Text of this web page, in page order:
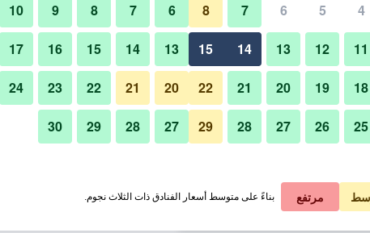
في الليلة
﷼ عرض الصفقة
﷼ عرض الصفقة صور لـ فندق أبا أساكوزا كوراماي
4
5
6
7
8
11
12
13
14
15
18
19
20
21
22
25
26
27
28
29
6
7
8
9
10
13
14
15
16
17
20
21
22
23
24
27
28
29
30
مرتفع بناءً على متوسط أسعار الفنادق ذات الثلاث نجوم.